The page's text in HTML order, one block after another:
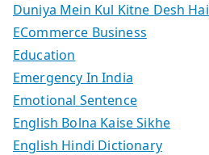
Duniya Mein Kul Kitne Desh Hai
ECommerce Business
Education
Emergency In India
Emotional Sentence
English Bolna Kaise Sikhe
English Hindi Dictionary